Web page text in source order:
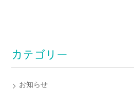
カテゴリー
お知らせ